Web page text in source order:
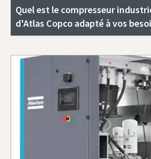
Quel est le compresseur
d'Atlas Copco adapté à vos